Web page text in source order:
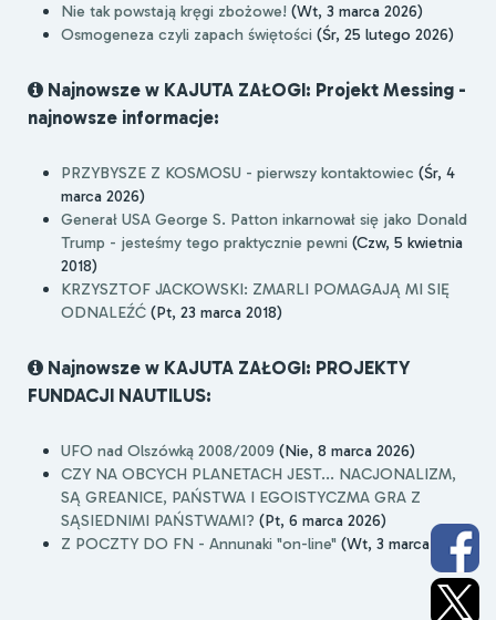
Nie tak powstają kręgi zbożowe! (Wt, 3 marca 2026)
Osmogeneza czyli zapach świętości (Śr, 25 lutego 2026)
Najnowsze w KAJUTA ZAŁOGI: Projekt Messing -
najnowsze informacje:
PRZYBYSZE Z KOSMOSU - pierwszy kontaktowiec (Śr, 4
marca 2026)
Generał USA George S. Patton inkarnował się jako Donald
Trump - jesteśmy tego praktycznie pewni (Czw, 5 kwietnia
2018)
KRZYSZTOF JACKOWSKI: ZMARLI POMAGAJĄ MI SIĘ
ODNALEŹĆ (Pt, 23 marca 2018)
Najnowsze w KAJUTA ZAŁOGI: PROJEKTY
FUNDACJI NAUTILUS:
UFO nad Olszówką 2008/2009 (Nie, 8 marca 2026)
CZY NA OBCYCH PLANETACH JEST... NACJONALIZM,
SĄ GREANICE, PAŃSTWA I EGOISTYCZMA GRA Z
SĄSIEDNIMI PAŃSTWAMI? (Pt, 6 marca 2026)
Z POCZTY DO FN - Annunaki "on-line" (Wt, 3 marca 2026)